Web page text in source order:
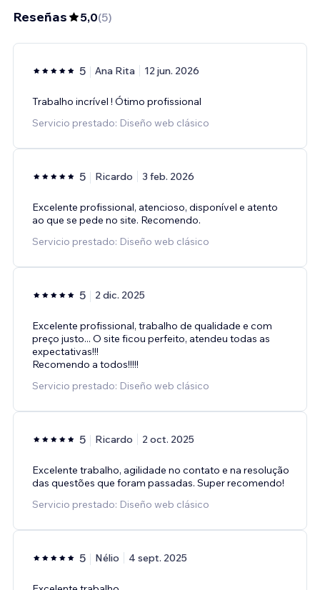
Reseñas 5,0(5)
5 Ana Rita 12 jun. 2026
Trabalho incrível ! Ótimo profissional
Servicio prestado: Diseño web clásico
5 Ricardo 3 feb. 2026
Excelente profissional, atencioso, disponível e atento
ao que se pede no site. Recomendo.
Servicio prestado: Diseño web clásico
5 2 dic. 2025
Excelente profissional, trabalho de qualidade e com
preço justo... O site ficou perfeito, atendeu todas as
expectativas!!!
Recomendo a todos!!!!!
Servicio prestado: Diseño web clásico
5 Ricardo 2 oct. 2025
Excelente trabalho, agilidade no contato e na resolução
das questões que foram passadas. Super recomendo!
Servicio prestado: Diseño web clásico
5 Nélio 4 sept. 2025